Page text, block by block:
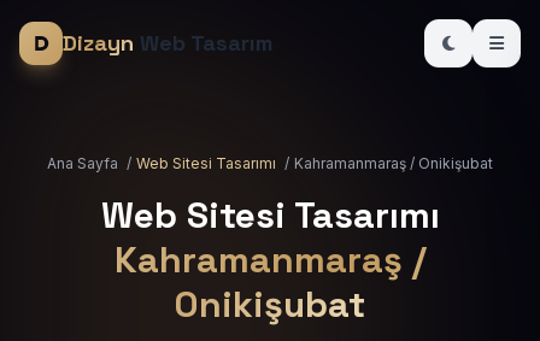
Dizayn Web Tasarım
Ana Sayfa / Web Sitesi Tasarımı / Kahramanmaraş / Onikişubat
Web Sitesi Tasarımı
Kahramanmaraş /
Onikişubat